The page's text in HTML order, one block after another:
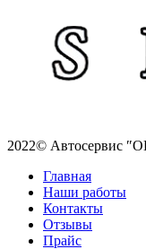
2022© Автосервис
Главная
Наши работы
Контакты
Отзывы
Прайс